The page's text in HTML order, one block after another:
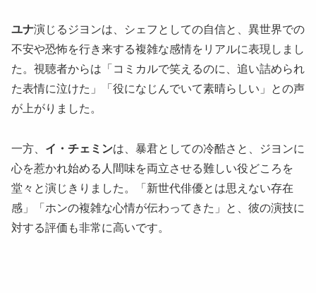
ユナ演じるジヨンは、シェフとしての自信と、異世界での
不安や恐怖を行き来する複雑な感情をリアルに表現しまし
た。視聴者からは「コミカルで笑えるのに、追い詰められ
た表情に泣けた」「役になじんでいて素晴らしい」との声
が上がりました。
一方、 イ・チェミンは、暴君としての冷酷さと、ジヨンに
心を惹かれ始める人間味を両立させる難しい役どころを
堂々と演じきりました。「新世代俳優とは思えない存在
感」「ホンの複雑な心情が伝わってきた」と、彼の演技に
対する評価も非常に高いです。